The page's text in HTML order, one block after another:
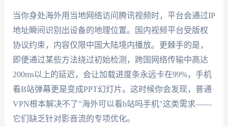
当你身处海外用当地网络访问腾讯视频时，平台会通过IP
地址瞬间识别出设备的地理位置。国内视频平台受版权
协议约束，内容仅限中国大陆境内播放。更棘手的是，
即便通过某些方法绕过初始检测，跨国网络传输中高达
200ms以上的延迟，会让加载进度条永远卡在99%，手机
看B站弹幕更是变成PPT幻灯片。这时候你会发现，普通
VPN根本解决不了"海外可以看b站吗手机"这类需求——
它们缺乏针对影音流的专项优化。